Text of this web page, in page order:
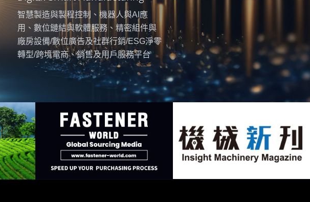
智慧製造與製程控制、機器人與AI應
用、數位鏈結與軟體服務、精密組件與
廠房設備/數位廣告及社群行銷/ESG淨零
轉型/跨境電商、銷售及用戶服務平台